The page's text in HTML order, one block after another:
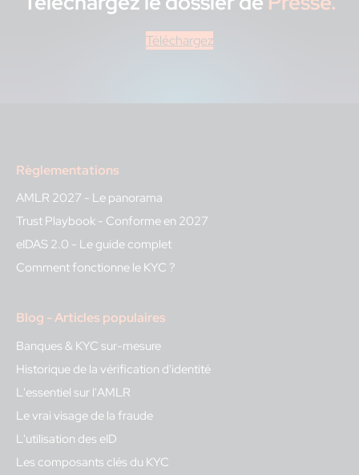
Téléchargez
Règlementations
AMLR 2027 - Le panorama
Trust Playbook - Conforme en 2027
eIDAS 2.0 - Le guide complet
Comment fonctionne le KYC ?
Blog - Articles populaires
Banques & KYC sur-mesure
Historique de la vérification d'identité
L'essentiel sur l'AMLR
Le vrai visage de la fraude
L'utilisation des eID
Les composants clés du KYC